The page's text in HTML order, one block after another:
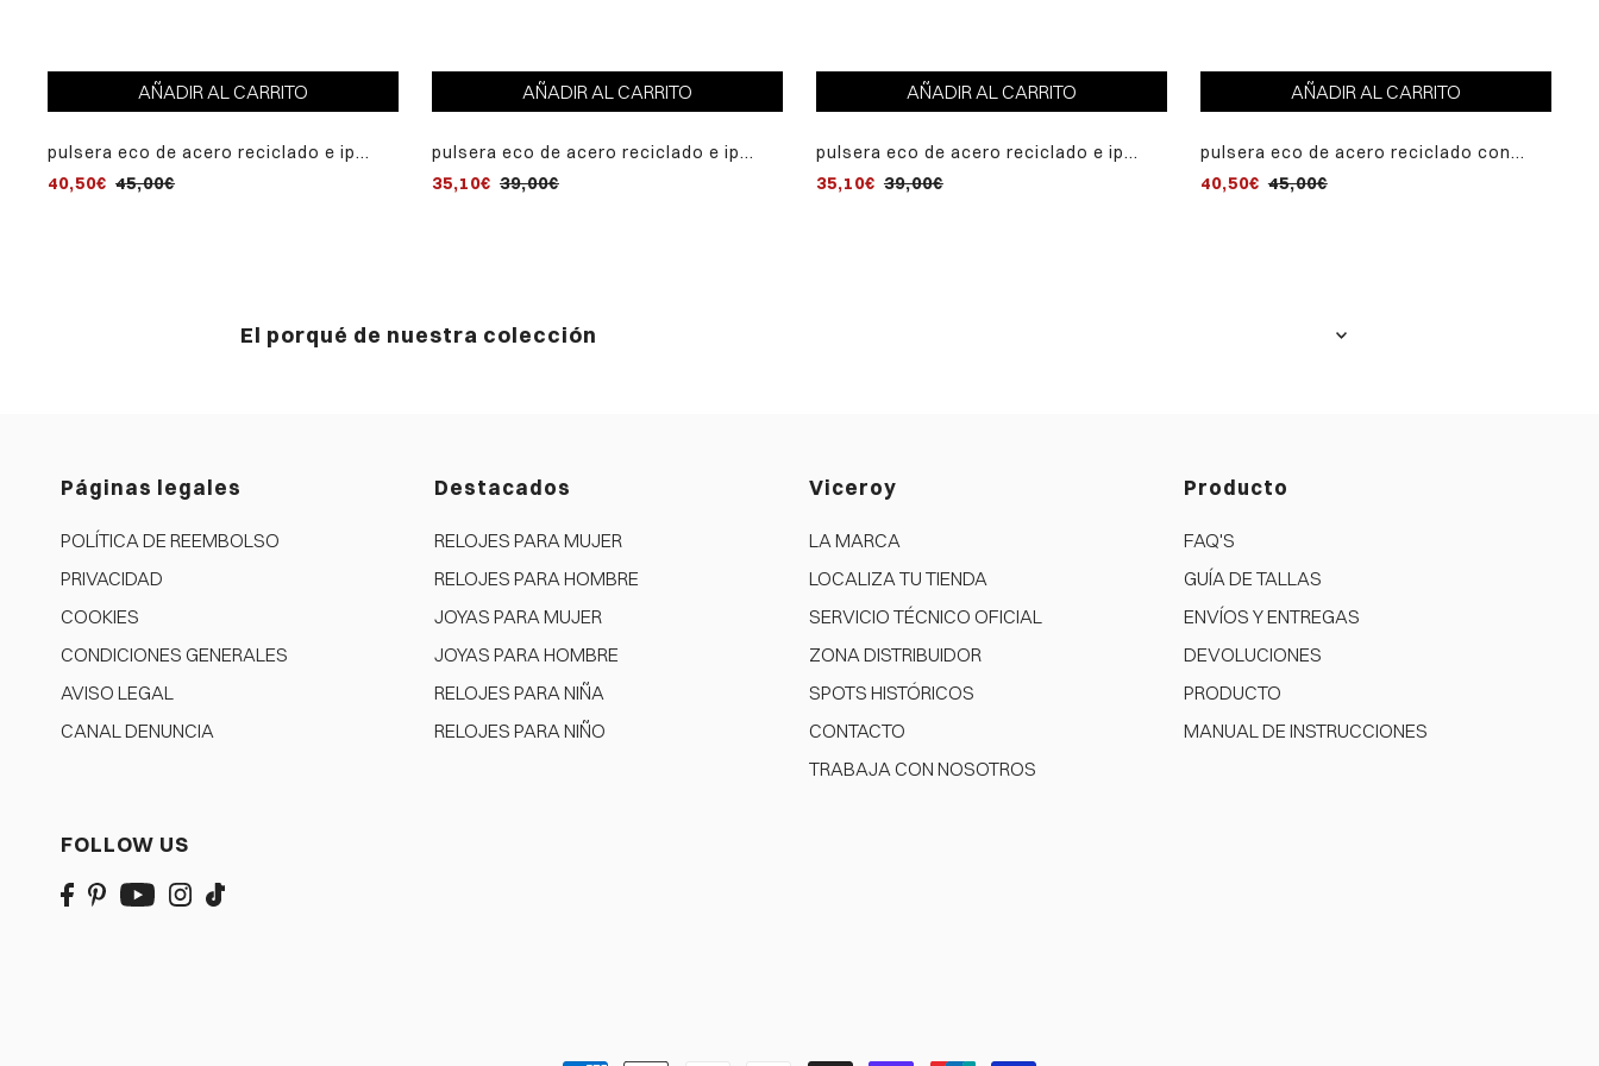
AÑADIR AL CARRITO
pulsera eco de acero reciclado e ip
40,50€ 45,00€
AÑADIR AL CARRITO
pulsera eco de acero reciclado e ip
35,10€ 39,00€
AÑADIR AL CARRITO
pulsera eco de acero reciclado e ip
35,10€ 39,00€
AÑADIR AL CARRITO
pulsera eco de acero reciclado con
verde
40,50€ 45,00€
El porqué de nuestra colección
Páginas legales
POLÍTICA DE REEMBOLSO
PRIVACIDAD
COOKIES
CONDICIONES GENERALES
AVISO LEGAL
CANAL DENUNCIA
Destacados
RELOJES PARA MUJER
RELOJES PARA HOMBRE
JOYAS PARA MUJER
JOYAS PARA HOMBRE
RELOJES PARA NIÑA
RELOJES PARA NIÑO
Viceroy
LA MARCA
LOCALIZA TU TIENDA
SERVICIO TÉCNICO OFICIAL
ZONA DISTRIBUIDOR
SPOTS HISTÓRICOS
CONTACTO
TRABAJA CON NOSOTROS
Producto
FAQ'S
GUÍA DE TALLAS
ENVÍOS Y ENTREGAS
DEVOLUCIONES
PRODUCTO
MANUAL DE INSTRUCCIONES
FOLLOW US